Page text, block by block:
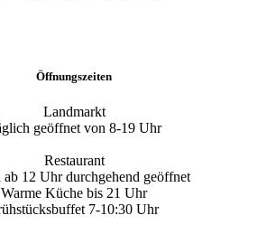
Öffnungszeiten
Landmarkt
geöffnet von 8-19 Uhr
Restaurant
12 Uhr durchgehend geöffnet
Warme Küche bis 21 Uhr
7-10:30 Uhr